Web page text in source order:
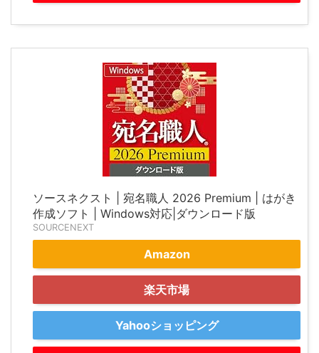
ソースネクスト | 宛名職人 2026 Premium | はがき
作成ソフト | Windows対応|ダウンロード版
SOURCENEXT
Amazon
楽天市場
Yahooショッピング